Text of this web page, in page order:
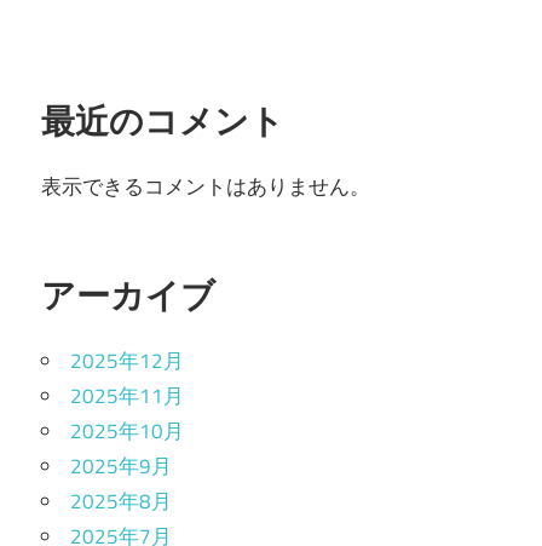
最近のコメント
表示できるコメントはありません。
アーカイブ
2025年12月
2025年11月
2025年10月
2025年9月
2025年8月
2025年7月